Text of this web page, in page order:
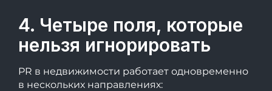
4. Четыре поля, которые
нельзя игнорировать
PR в недвижимости работает одновременно
в нескольких направлениях: